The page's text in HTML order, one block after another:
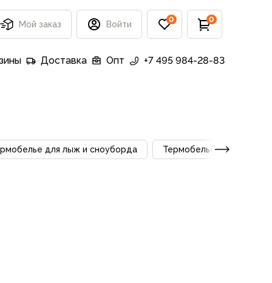
Мой заказ Войти 0 0
Доставка Опт +7 495 984-28-83
для лыж и сноуборда Термобелье для бега